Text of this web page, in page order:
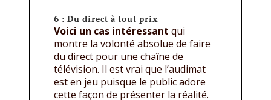
6 : Du direct à tout prix
Voici un cas intéressant qui
montre la volonté absolue de faire
du direct pour une chaîne de
télévision. Il est vrai que l’audimat
est en jeu puisque le public adore
cette façon de présenter la réalité.